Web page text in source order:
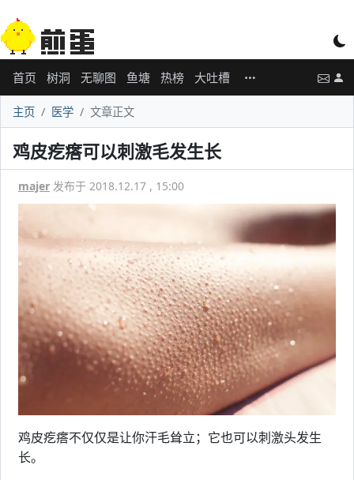
首页 树洞 无聊图 鱼塘 热榜 大吐槽
主页 医学 文章正文
鸡皮疙瘩可以刺激毛发生长
majer 发布于 2018.12.17 , 15:00
鸡皮疙瘩不仅仅是让你汗毛耸立；它也可以刺激头发生
长。